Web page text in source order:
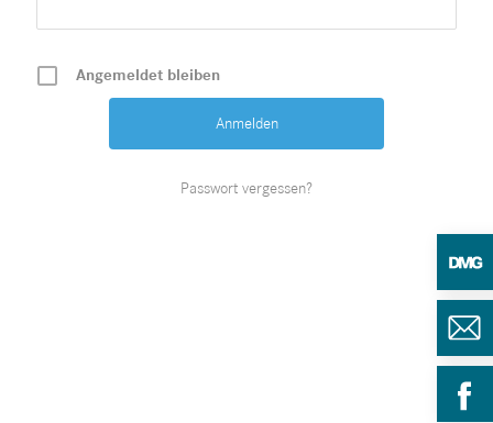
Angemeldet bleiben
Passwort vergessen?